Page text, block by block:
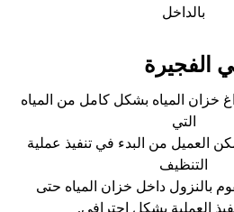
بالداخل
الفجيرة
خزان المياه بشكل كامل من المياه
التي
العميل من البدء في تنفيذ عملية
التنظيف
بالنزول داخل خزان المياه حتى
العملية بشكل احترافي.